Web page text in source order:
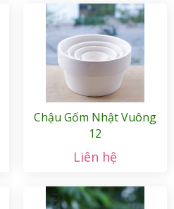
Chậu Gốm Nhật Vuông
12
Liên hệ